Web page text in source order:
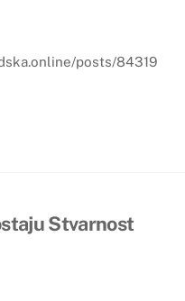
posts/84319
Stvarnost